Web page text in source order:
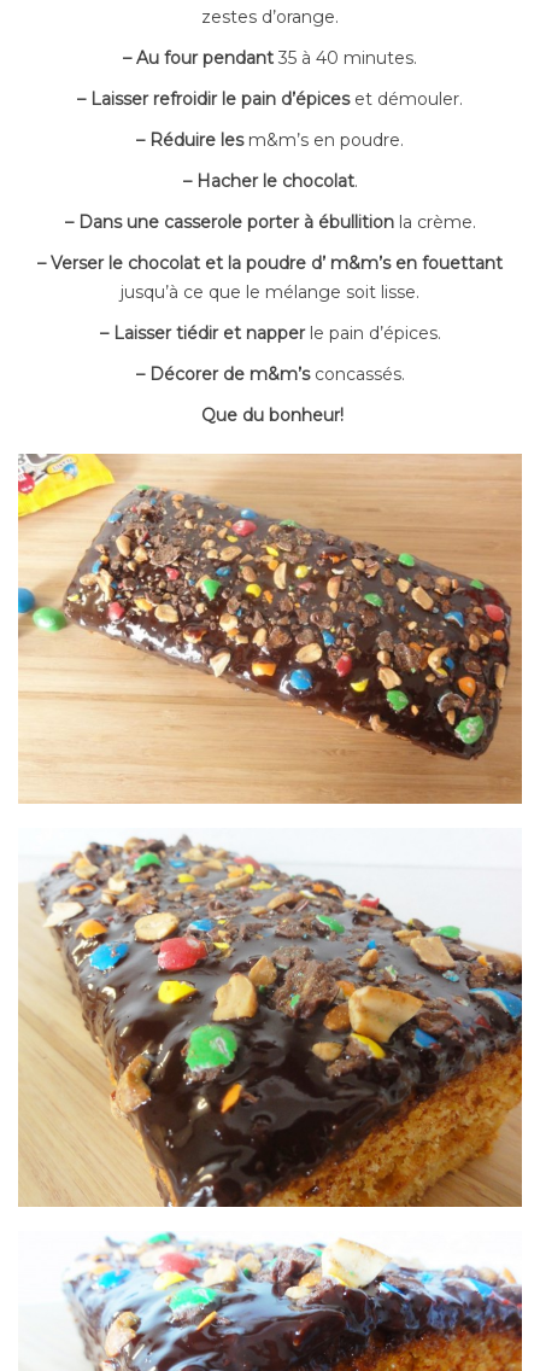
zestes d’orange.
– Au four pendant 35 à 40 minutes.
– Laisser refroidir le pain d’épiceset démouler.
– Réduire les m&m’s en poudre.
– Hacher le chocolat.
– Dans une casserole porter à ébullitionla crème.
– Verser le chocolat et la poudre d’ m&m’s en fouettant
jusqu’à ce que le mélange soit lisse.
– Laisser tiédir et napperle pain d’épices.
– Décorer de m&m’sconcassés.
Que du bonheur!